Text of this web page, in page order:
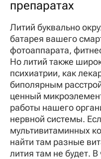
препаратах
Литий буквально
батарея вашего
фотоаппарата,
Но литий также
психиатрии, как
биполярным
ценный
работы нашего
нервной системы.
мультивитаминных
найти там разные
лития там не будет.